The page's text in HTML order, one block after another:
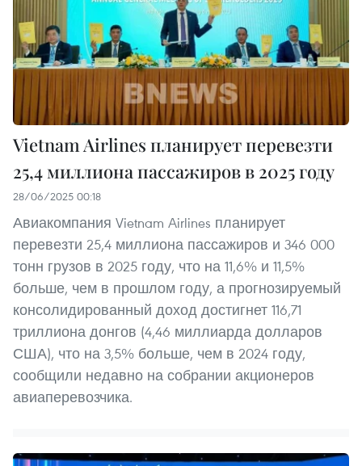
Vietnam Airlines планирует перевезти
25,4 миллиона пассажиров в 2025 году
28/06/2025 00:18
Авиакомпания Vietnam Airlines планирует
перевезти 25,4 миллиона пассажиров и 346 000
тонн грузов в 2025 году, что на 11,6% и 11,5%
больше, чем в прошлом году, а прогнозируемый
консолидированный доход достигнет 116,71
триллиона донгов (4,46 миллиарда долларов
США), что на 3,5% больше, чем в 2024 году,
сообщили недавно на собрании акционеров
авиаперевозчика.